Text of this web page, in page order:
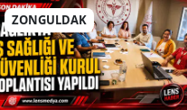
ZONGULDAK